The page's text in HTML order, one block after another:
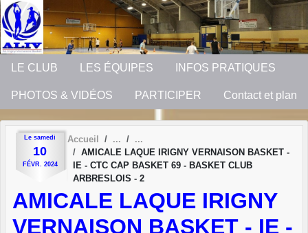
LE CLUB LES ÉQUIPES INFOS PRATIQUES
PHOTOS & VIDÉOS PARTICIPER Contact et plan
Le samedi
10
FÉVR. 2024
Accueil
AMICALE LAQUE IRIGNY VERNAISON BASKET -
IE - CTC CAP BASKET 69 - BASKET CLUB
ARBRESLOIS - 2
AMICALE LAQUE IRIGNY
VERNAISON BASKET - IE -
Panneau de gestion des cookies